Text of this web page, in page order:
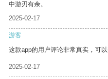
中游刃有余。
2025-02-17
游客
这款app的用户评论非常真实，可
2025-02-17